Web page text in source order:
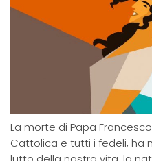
La morte di Papa
Cattolica e tutti i fedeli, ha